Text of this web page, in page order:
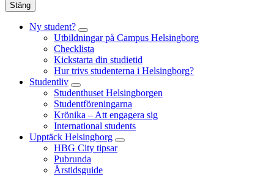
Stäng
Ny student?
Utbildningar på Campus Helsingborg
Checklista
Kickstarta din studietid
Hur trivs studenterna i Helsingborg?
Studentliv
Studenthuset Helsingborgen
Studentföreningarna
Krönika – Att engagera sig
International students
Upptäck Helsingborg
HBG City tipsar
Pubrunda
Årstidsguide